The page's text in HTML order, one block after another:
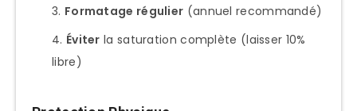
Formatage régulier (annuel recommandé)
Éviter la saturation complète (laisser 10%
libre)